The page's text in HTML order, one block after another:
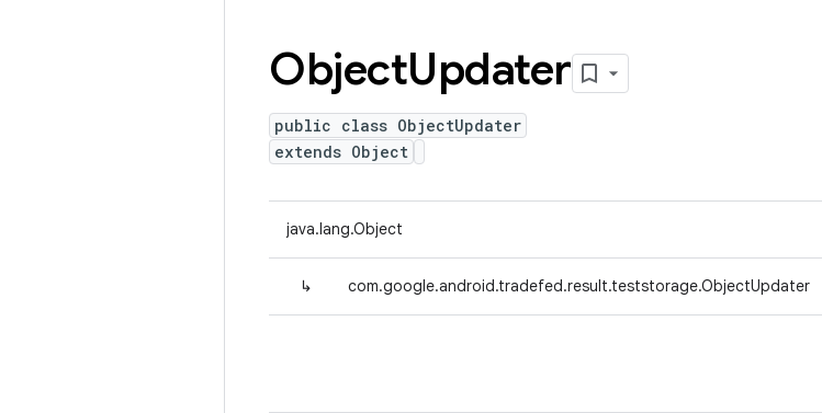
ObjectUpdater
public class ObjectUpdater
extends Object
java.lang.Object
↳ com.google.android.tradefed.result.teststorage.ObjectUpdater